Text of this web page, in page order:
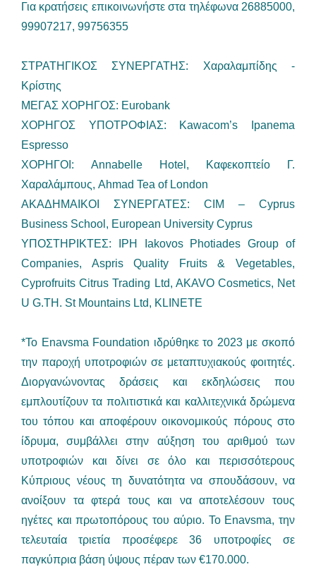
Για κρατήσεις επικοινωνήστε στα τηλέφωνα 26885000,
99907217, 99756355
ΣΤΡΑΤΗΓΙΚΟΣ ΣΥΝΕΡΓΑΤΗΣ: Χαραλαμπίδης -
Κρίστης
ΜΕΓΑΣ ΧΟΡΗΓΟΣ: Eurobank
ΧΟΡΗΓΟΣ ΥΠΟΤΡΟΦΙΑΣ: Kawacom’s Ipanema
Espresso
ΧΟΡΗΓΟΙ: Annabelle Hotel, Καφεκοπτείο Γ.
Χαραλάμπους, Ahmad Tea of London
ΑΚΑΔΗΜΑΙΚΟΙ ΣΥΝΕΡΓΑΤΕΣ: CIM – Cyprus
Business School, European University Cyprus
ΥΠΟΣΤΗΡΙΚΤΕΣ: IPH Iakovos Photiades Group of
Companies, Aspris Quality Fruits & Vegetables,
Cyprofruits Citrus Trading Ltd, AKAVO Cosmetics, Net
U G.TH. St Mountains Ltd, KLINETE
*Το Enavsma Foundation ιδρύθηκε το 2023 με σκοπό
την παροχή υποτροφιών σε μεταπτυχιακούς φοιτητές.
Διοργανώνοντας δράσεις και εκδηλώσεις που
εμπλουτίζουν τα πολιτιστικά και καλλιτεχνικά δρώμενα
του τόπου και αποφέρουν οικονομικούς πόρους στο
ίδρυμα, συμβάλλει στην αύξηση του αριθμού των
υποτροφιών και δίνει σε όλο και περισσότερους
Κύπριους νέους τη δυνατότητα να σπουδάσουν, να
ανοίξουν τα φτερά τους και να αποτελέσουν τους
ηγέτες και πρωτοπόρους του αύριο. Το Enavsma, την
τελευταία τριετία προσέφερε 36 υποτροφίες σε
παγκύπρια βάση ύψους πέραν των €170.000.